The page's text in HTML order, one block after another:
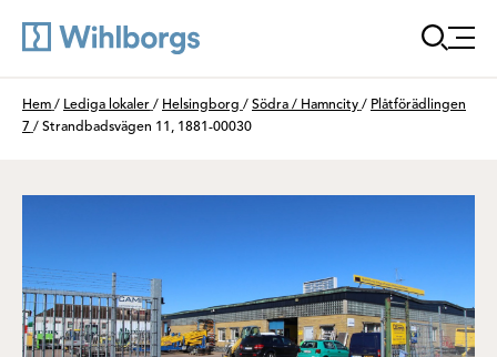
Du är här:
Hem / Lediga lokaler / Helsingborg / Södra / Hamncity / Plåtförädlingen
7 / Strandbadsvägen 11, 1881-00030